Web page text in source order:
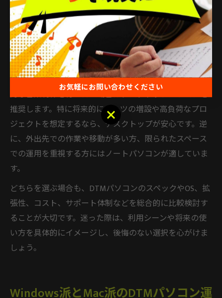
よって異なります。デスクトップは高い拡張性と安定動
作、コストパフォーマンスの良さが魅力です。一方、ノ
ートパソコンは持ち運びやすさや省スペース性が強みと
なります。
選び方のポイントとしては、主に自宅で腰を据えて本格
的な音楽制作を行いたい場合はデスクトップパソコンを
推奨します。特に将来的にパーツの増設や高負荷なプロ
ジェクトを想定するなら、デスクトップが安心です。逆
に、外出先での作業や移動が多い方、限られたスペース
での運用を重視する方にはノートパソコンが適していま
す。
どちらを選ぶ場合も、DTMパソコンのスペックやOS、拡
張性、コスト、サポート体制などを総合的に比較検討す
ることが大切です。迷った際は、利用シーンや将来の使
い方を具体的にイメージし、後悔のない選択を心がけま
しょう。
Windows派とMac派のDTMパソコン運
お気軽にお問い合わせください
お気軽にお問い合わせください